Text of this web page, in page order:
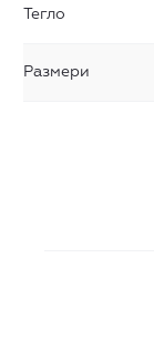
Тегло
Размери